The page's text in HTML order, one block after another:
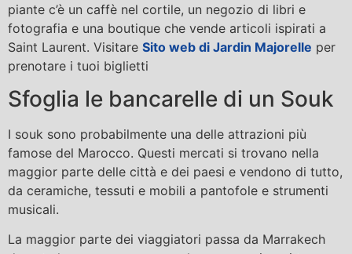
piante c’è un caffè nel cortile, un negozio di libri e
fotografia e una boutique che vende articoli ispirati a
Saint Laurent. Visitare Sito web di Jardin Majorelle per
prenotare i tuoi biglietti
Sfoglia le bancarelle di un Souk
I souk sono probabilmente una delle attrazioni più
famose del Marocco. Questi mercati si trovano nella
maggior parte delle città e dei paesi e vendono di tutto,
da ceramiche, tessuti e mobili a pantofole e strumenti
musicali.
La maggior parte dei viaggiatori passa da Marrakech